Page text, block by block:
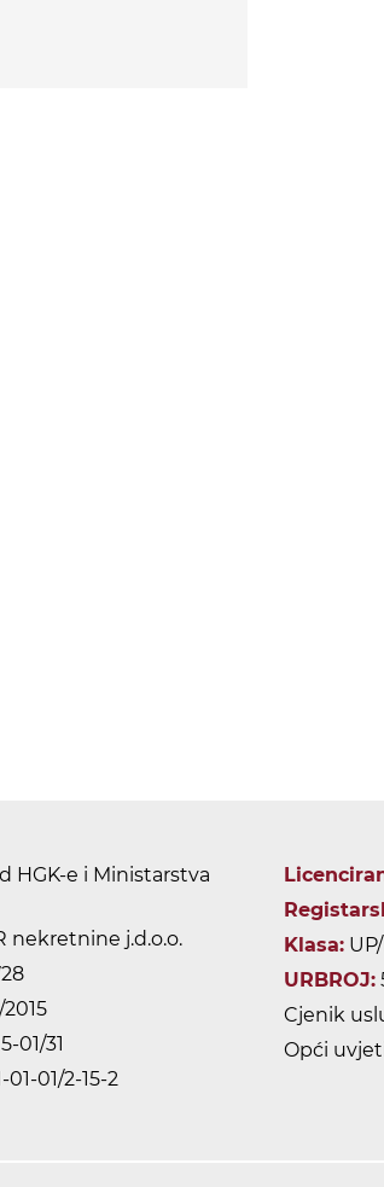
HGK-e i Ministarstva
nekretnine j.d.o.o.
01/31
01/2-15-2
Klasa:
URBROJ:
Cjenik
Opći